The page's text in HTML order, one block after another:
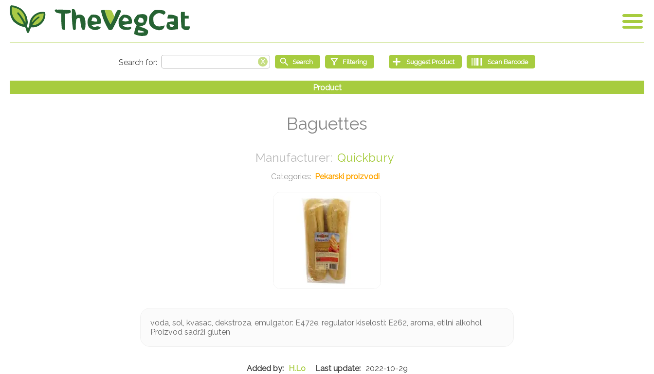
Baguettes
Quickbury
Pekarski proizvodi
voda, sol, kvasac, dekstroza, emulgator: E472e, regulator kiselosti: E262, aroma, etilni alkohol
Proizvod sadrži gluten
H.Lo 2022-10-29